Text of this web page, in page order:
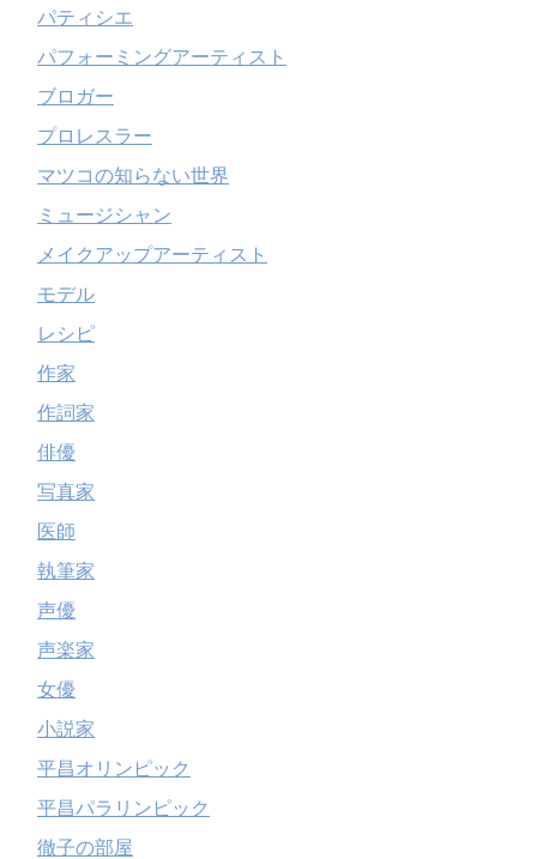
パティシエ
パフォーミングアーティスト
ブロガー
プロレスラー
マツコの知らない世界
ミュージシャン
メイクアップアーティスト
モデル
レシピ
作家
作詞家
俳優
写真家
医師
執筆家
声優
声楽家
女優
小説家
平昌オリンピック
平昌パラリンピック
徹子の部屋